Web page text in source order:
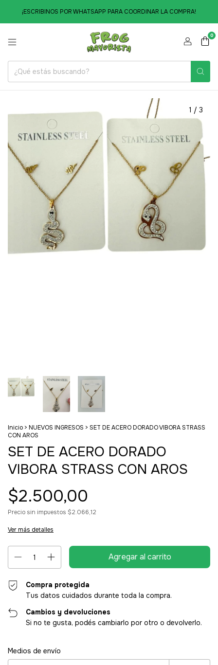
¡ESCRIBINOS POR WHATSAPP PARA COORDINAR LA COMPRA!
0
1 / 3
Inicio > NUEVOS INGRESOS > SET DE ACERO DORADO VIBORA STRASS
CON AROS
SET DE ACERO DORADO
VIBORA STRASS CON AROS
$2.500,00
Precio sin impuestos $2.066,12
Ver más detalles
Compra protegida
Tus datos cuidados durante toda la compra.
Cambios y devoluciones
Si no te gusta, podés cambiarlo por otro o devolverlo.
Entregas para el CP:
Medios de envío